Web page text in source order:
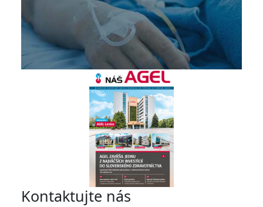
Kontaktujte nás